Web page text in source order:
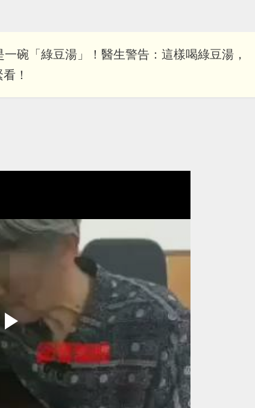
碗「綠豆湯」！醫生警告：這樣喝綠豆湯，
！